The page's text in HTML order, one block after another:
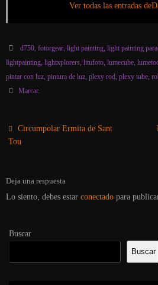
Ver todas las entradas
d750, fotorgear, light painting, light painting
lightpainting, lightxplorers, litufoto, lumecube,
pintar con luz, pintura de luz, plexy rod, plexy tube,
Marcar.
Circumpolar Ermita de Sant
Tou
Deja una respuesta
Lo siento, debes estar conectado para
Buscar
Buscar